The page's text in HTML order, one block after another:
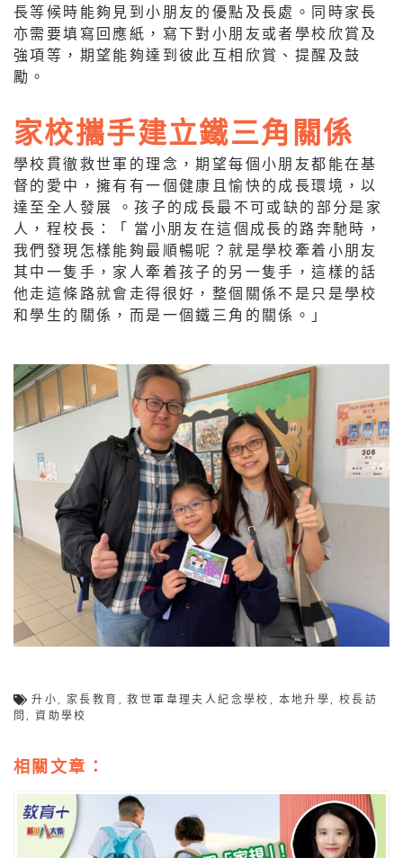
長等候時能夠見到小朋友的優點及長處。同時家長
亦需要填寫回應紙，寫下對小朋友或者學校欣賞及
強項等，期望能夠達到彼此互相欣賞、提醒及鼓
勵。
家校攜手建立鐵三角關係
學校貫徹救世軍的理念，期望每個小朋友都能在基
督的愛中，擁有有一個健康且愉快的成長環境，以
達至全人發展 。孩子的成長最不可或缺的部分是家
人，程校長：「 當小朋友在這個成長的路奔馳時，
我們發現怎樣能夠最順暢呢？就是學校牽着小朋友
其中一隻手，家人牽着孩子的另一隻手，這樣的話
他走這條路就會走得很好，整個關係不是只是學校
和學生的關係，而是一個鐵三角的關係。」
升小 家長教育 ,救世軍韋理夫人紀念學校 本地升學 ,校長訪
問
,資助學校
相關文章：